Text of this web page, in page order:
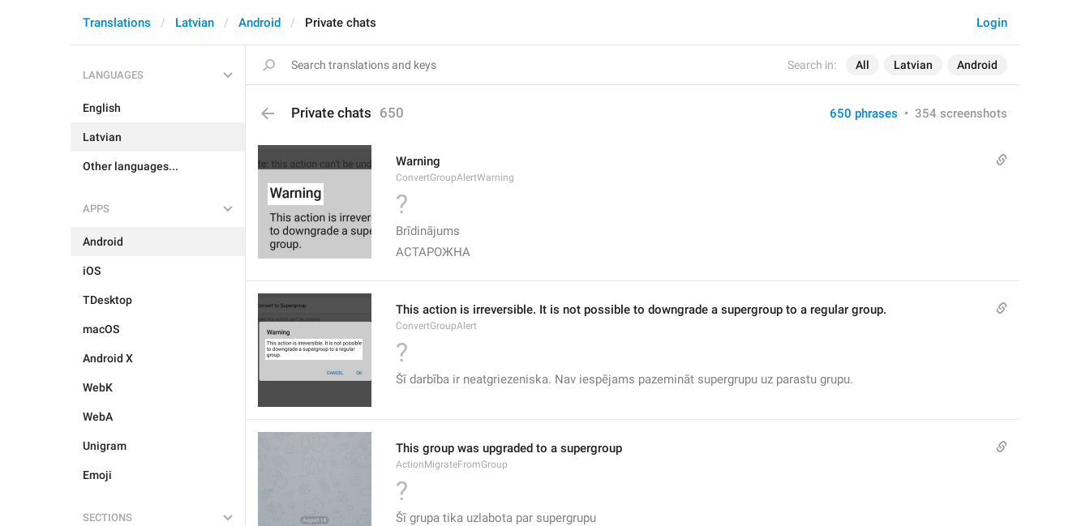
Search in: All Latvian Android
Login
Translations Latvian Android Private chats
LANGUAGES
English
Latvian
Other languages...
APPS
Android
iOS
TDesktop
macOS
Android X
WebK
WebA
Unigram
Emoji
SECTIONS
Private chats 650 650 phrases • 354 screenshots
Warning
ConvertGroupAlertWarning
?
Brīdinājums
АСТАРОЖНА
This action is irreversible. It is not possible to downgrade a supergroup to a regular group.
ConvertGroupAlert
?
Šī darbība ir neatgriezeniska. Nav iespējams pazemināt supergrupu uz parastu grupu.
This group was upgraded to a supergroup
ActionMigrateFromGroup
?
Šī grupa tika uzlabota par supergrupu